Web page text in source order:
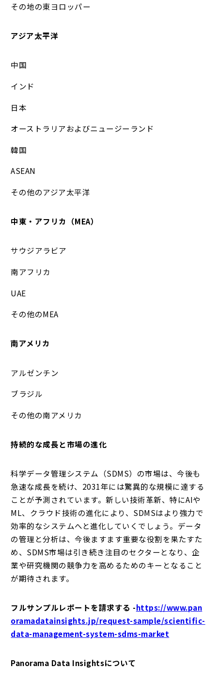
その地の東ヨロッパー
アジア太平洋
中国
インド
日本
オーストラリアおよびニュージーランド
韓国
ASEAN
その他のアジア太平洋
中東・アフリカ（MEA）
サウジアラビア
南アフリカ
UAE
その他のMEA
南アメリカ
アルゼンチン
ブラジル
その他の南アメリカ
持続的な成長と市場の進化
科学データ管理システム（SDMS）の市場は、今後も
急速な成長を続け、2031年には驚異的な規模に達する
ことが予測されています。新しい技術革新、特にAIや
ML、クラウド技術の進化により、SDMSはより強力で
効率的なシステムへと進化していくでしょう。データ
の管理と分析は、今後ますます重要な役割を果たすた
め、SDMS市場は引き続き注目のセクターとなり、企
業や研究機関の競争力を高めるためのキーとなること
が期待されます。
フルサンプルレポートを請求する -https://www.pan
oramadatainsights.jp/request-sample/scientific-
data-management-system-sdms-market
Panorama Data Insightsについて